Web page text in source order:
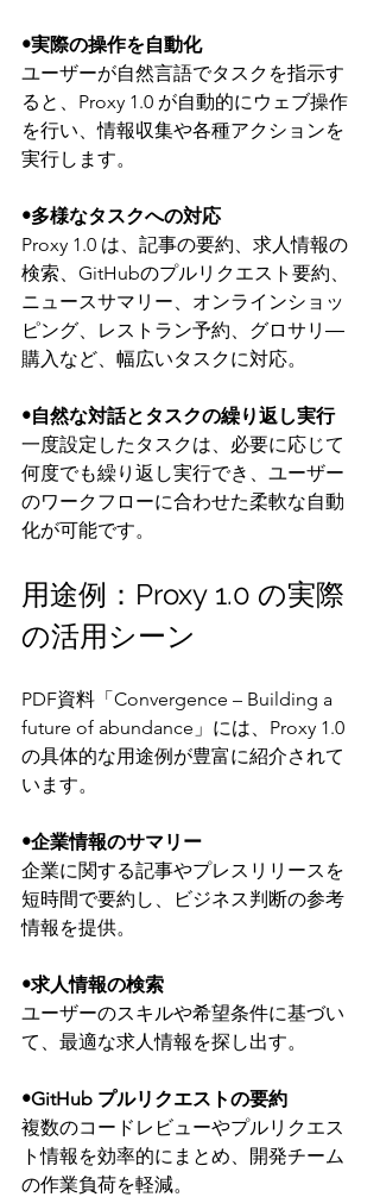
•実際の操作を自動化
ユーザーが自然言語でタスクを指示す
ると、Proxy 1.0 が自動的にウェブ操作
を行い、情報収集や各種アクションを
実行します。
•多様なタスクへの対応
Proxy 1.0 は、記事の要約、求人情報の
検索、GitHubのプルリクエスト要約、
ニュースサマリー、オンラインショッ
ピング、レストラン予約、グロサリ―
購入など、幅広いタスクに対応。
•自然な対話とタスクの繰り返し実行
一度設定したタスクは、必要に応じて
何度でも繰り返し実行でき、ユーザー
のワークフローに合わせた柔軟な自動
化が可能です。
用途例：Proxy 1.0 の実際
の活用シーン
PDF資料「Convergence – Building a
future of abundance」には、Proxy 1.0
の具体的な用途例が豊富に紹介されて
います。
•企業情報のサマリー
企業に関する記事やプレスリリースを
短時間で要約し、ビジネス判断の参考
情報を提供。
•求人情報の検索
ユーザーのスキルや希望条件に基づい
て、最適な求人情報を探し出す。
•GitHub プルリクエストの要約
複数のコードレビューやプルリクエス
ト情報を効率的にまとめ、開発チーム
の作業負荷を軽減。